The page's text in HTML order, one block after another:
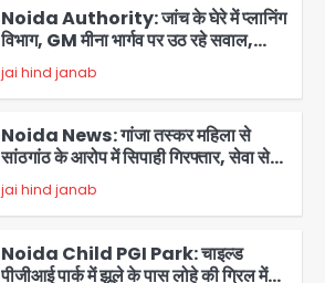
Noida Authority: जांच के घेरे में प्लानिंग
विभाग, GM मीना भार्गव पर उठ रहे सवाल,
कार्रवाई में देरी पर भी चर्चा तेज
jai hind janab
Noida News: गांजा तस्कर महिला से
सांठगांठ के आरोप में सिपाही गिरफ्तार, सेवा से
बर्खास्त, कई पुलिसकर्मियों में डर
jai hind janab
Noida Child PGI Park: चाइल्ड
पीजीआई पार्क में झूले के पास लोहे की ग्रिल में